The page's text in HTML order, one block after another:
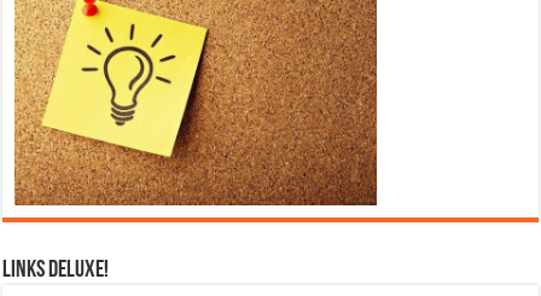
Links DeLuXe!